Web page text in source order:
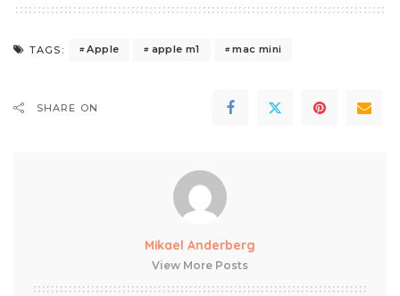
TAGS: Apple apple m1 mac mini
SHARE ON
Mikael Anderberg
View More Posts